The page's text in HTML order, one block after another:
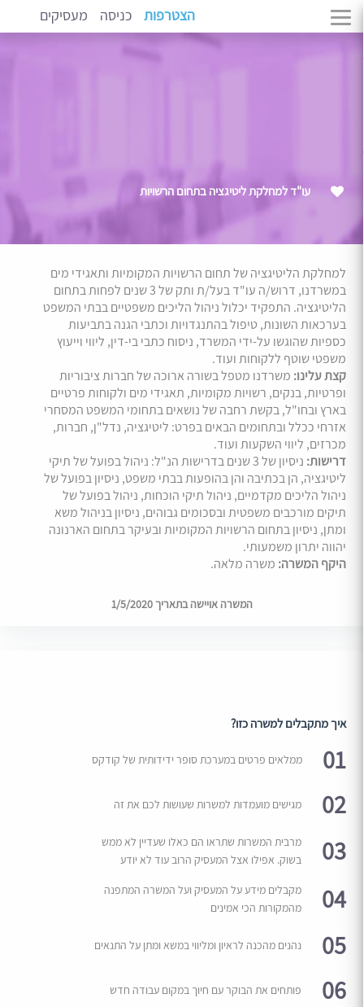
הצטרפות כניסה מעסיקים
עו"ד למחלקת ליטיגציה בתחום הרשויות
למחלקת הליטיגציה של תחום הרשויות המקומיות ותאגידי מים
במשרדנו, דרוש/ה עו"ד בעל/ת ותק של 3 שנים לפחות בתחום
הליטיגציה. התפקיד יכלול ניהול הליכים משפטיים בבתי המשפט
בערכאות השונות, טיפול בהתנגדויות וכתבי הגנה בתביעות
כספיות שהוגשו על-ידי המשרד, ניסוח כתבי בי-דין, ליווי וייעוץ
משפטי שוטף ללקוחות ועוד.
קצת עלינו: משרדנו מטפל בשורה ארוכה של חברות ציבוריות
ופרטיות, בנקים, רשויות מקומיות, תאגידי מים ולקוחות פרטיים
בארץ ובחו"ל, בקשת רחבה של נושאים בתחומי המשפט המסחרי
אזרחי ככלל ובתחומים הבאים בפרט: ליטיגציה, נדל"ן, חברות,
מכרזים, ליווי השקעות ועוד.
דרישות:
ניסיון של 3 שנים בדרישות הנ"ל: ניהול בפועל של תיקי
ליטיגציה, הן בכתיבה והן בהופעות בבתי משפט, ניסיון בפועל של
ניהול הליכים מקדמיים, ניהול תיקי הוכחות, ניהול בפועל של
תיקים מורכבים משפטית ובסכומים גבוהים, ניסיון בניהול משא
ומתן, ניסיון בתחום הרשויות המקומיות ובעיקר בתחום הארנונה
יהווה יתרון משמעותי.
היקף המשרה: משרה מלאה.
המשרה אויישה בתאריך 1/5/2020
איך מתקבלים למשרה כזו?
01 ממלאים פרטים במערכת סופר ידידותית של קודקס
02 מגישים מועמדות למשרות שעושות לכם את זה
03
מרבית המשרות שתראו הם כאלו שעדיין לא ממש
בשוק. אפילו אצל המעסיק הרוב עוד לא יודע
04
מקבלים מידע על המעסיק ועל המשרה המתפנה
מהמקורות הכי אמינים
05 נהנים מהכנה לראיון ומליווי במשא ומתן על התנאים
06 פותחים את הבוקר עם חיוך במקום עבודה חדש